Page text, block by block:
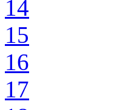
14
15
16
17